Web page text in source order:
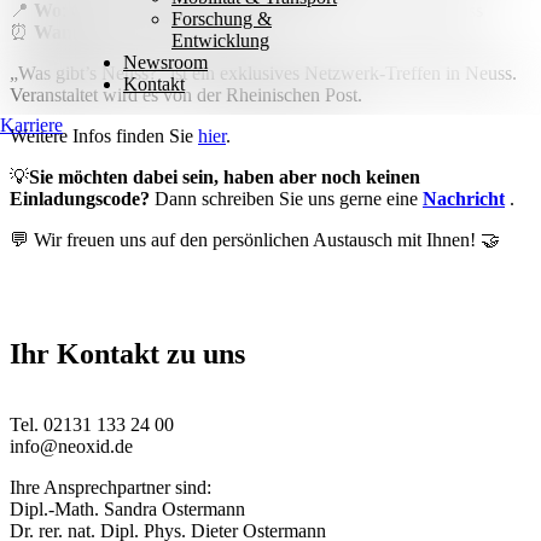
Forschung &
Entwicklung
Newsroom
Kontakt
Karriere
📍 Wo
: Gare du Neuss, Karl-Arnold-Straße 3-5, 41462 Neuss
⏰ Wann
: 20.11.2025 ab 19 Uhr
„Was gibt’s Neuss?“ ist ein exklusives Netzwerk-Treffen in Neuss.
Veranstaltet wird es von der Rheinischen Post.
Weitere Infos finden Sie hier.
💡Sie möchten dabei sein, haben aber noch keinen
Einladungscode? Dann schreiben Sie uns gerne eine Nachricht .
💬 Wir freuen uns auf den persönlichen Austausch mit Ihnen! 🤝
Ihr Kontakt zu uns
Tel. 02131 133 24 00
info@neoxid.de
Ihre Ansprechpartner sind:
Dipl.-Math. Sandra Ostermann
Dr. rer. nat. Dipl. Phys. Dieter Ostermann